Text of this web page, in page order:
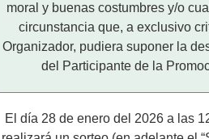
moral y buenas costumbres y/o
circunstancia que, a exclusivo
Organizador, pudiera suponer la
del Participante de la
El día 28 de enero del 2026 a las